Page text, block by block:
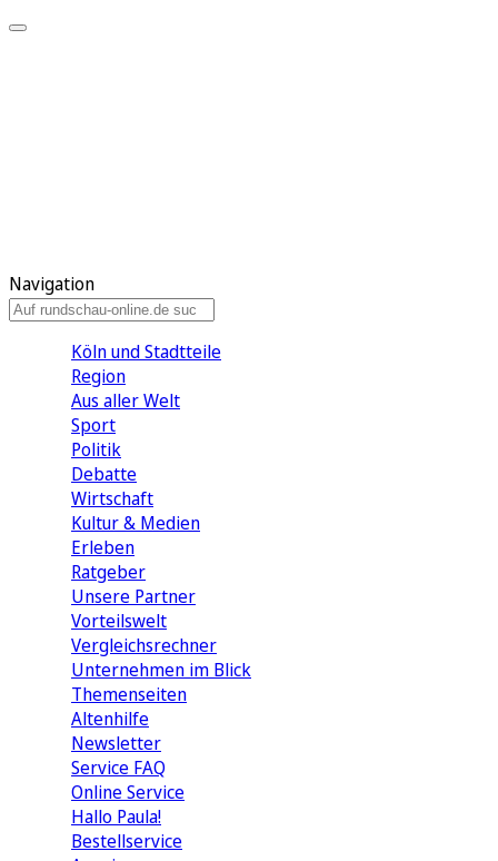
Navigation
Köln und Stadtteile
Region
Aus aller Welt
Sport
Politik
Debatte
Wirtschaft
Kultur & Medien
Erleben
Ratgeber
Unsere Partner
Vorteilswelt
Vergleichsrechner
Unternehmen im Blick
Themenseiten
Altenhilfe
Newsletter
Service FAQ
Online Service
Hallo Paula!
Bestellservice